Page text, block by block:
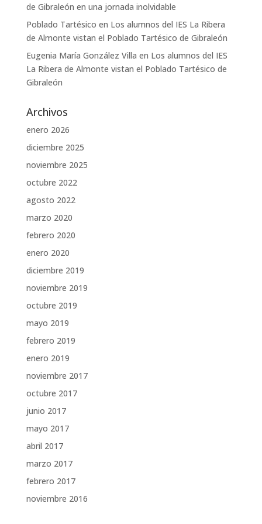
de Gibraleón en una jornada inolvidable
Poblado Tartésico en Los alumnos del IES La Ribera
de Almonte vistan el Poblado Tartésico de Gibraleón
Eugenia María González Villa en Los alumnos del IES
La Ribera de Almonte vistan el Poblado Tartésico de
Gibraleón
Archivos
enero 2026
diciembre 2025
noviembre 2025
octubre 2022
agosto 2022
marzo 2020
febrero 2020
enero 2020
diciembre 2019
noviembre 2019
octubre 2019
mayo 2019
febrero 2019
enero 2019
noviembre 2017
octubre 2017
junio 2017
mayo 2017
abril 2017
marzo 2017
febrero 2017
noviembre 2016